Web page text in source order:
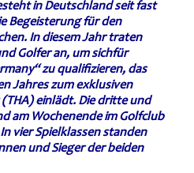
in Deutschland seit fast
Begeisterung für den
In diesem Jahr traten
Golfer an, um sichfür
zu qualifizieren, das
Jahres zum exklusiven
einlädt. Die dritte und
am Wochenende im Golfclub
vier Spielklassen standen
und Sieger der beiden